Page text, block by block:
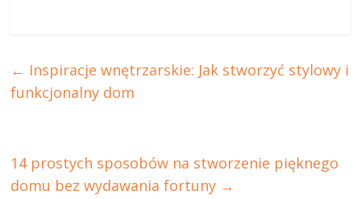
← Inspiracje wnętrzarskie: Jak stworzyć stylowy i
funkcjonalny dom
14 prostych sposobów na stworzenie pięknego
domu bez wydawania fortuny →